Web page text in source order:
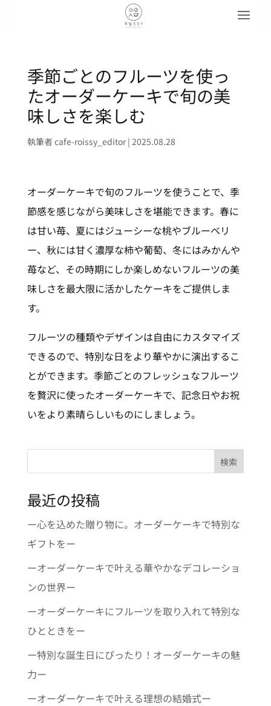
季節ごとのフルーツを使っ
たオーダーケーキで旬の美
味しさを楽しむ
執筆者cafe-roissy_editor| 2025.08.28
オーダーケーキで旬のフルーツを使うことで、季
節感を感じながら美味しさを堪能できます。春に
は甘い苺、夏にはジューシーな桃やブルーベリ
ー、秋には甘く濃厚な柿や葡萄、冬にはみかんや
苺など、その時期にしか楽しめないフルーツの美
味しさを最大限に活かしたケーキをご提供しま
す。
フルーツの種類やデザインは自由にカスタマイズ
できるので、特別な日をより華やかに演出するこ
とができます。季節ごとのフレッシュなフルーツ
を贅沢に使ったオーダーケーキで、記念日やお祝
いをより素晴らしいものにしましょう。
検索
最近の投稿
ー心を込めた贈り物に。オーダーケーキで特別な
ギフトをー
ーオーダーケーキで叶える華やかなデコレーショ
ンの世界ー
ーオーダーケーキにフルーツを取り入れて特別な
ひとときをー
ー特別な誕生日にぴったり！オーダーケーキの魅
力ー
ーオーダーケーキで叶える理想の結婚式ー